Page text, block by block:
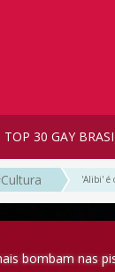
TOP 30 GAY
'Alibi' é
bombam nas